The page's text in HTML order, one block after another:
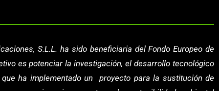
S.L.L. ha sido beneficiaria del Fondo Europeo de
es potenciar la investigación, el desarrollo tecnológico
ha implementado un proyecto para la sustitución de